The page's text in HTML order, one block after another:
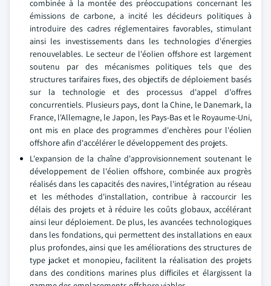
combinée à la montée des préoccupations concernant les
émissions de carbone, a incité les décideurs politiques à
introduire des cadres réglementaires favorables, stimulant
ainsi les investissements dans les technologies d'énergies
renouvelables. Le secteur de l'éolien offshore est largement
soutenu par des mécanismes politiques tels que des
structures tarifaires fixes, des objectifs de déploiement basés
sur la technologie et des processus d'appel d'offres
concurrentiels. Plusieurs pays, dont la Chine, le Danemark, la
France, l'Allemagne, le Japon, les Pays-Bas et le Royaume-Uni,
ont mis en place des programmes d'enchères pour l'éolien
offshore afin d'accélérer le développement des projets.
L'expansion de la chaîne d'approvisionnement soutenant le
développement de l'éolien offshore, combinée aux progrès
réalisés dans les capacités des navires, l'intégration au réseau
et les méthodes d'installation, contribue à raccourcir les
délais des projets et à réduire les coûts globaux, accélérant
ainsi leur déploiement. De plus, les avancées technologiques
dans les fondations, qui permettent des installations en eaux
plus profondes, ainsi que les améliorations des structures de
type jacket et monopieu, facilitent la réalisation des projets
dans des conditions marines plus difficiles et élargissent la